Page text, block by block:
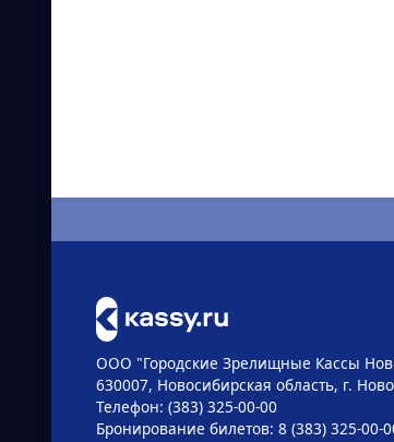
ООО "Городские Зрелищные Кассы
630007, Новосибирская область, г.
Телефон: (383) 325-00-00
Бронирование билетов: 8 (383) 325-00-